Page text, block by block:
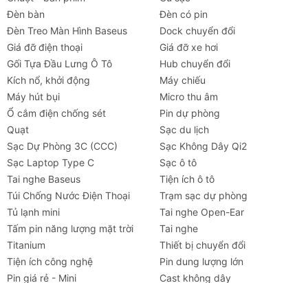
Tham khảo bảng thông số kỹ thuật để có cái nhìn
chính xác nhất về
giá đỡ Baseus Portable Series
Folding Phone Stand
Thông số Chi tiết
Thương
hiệu
Tên sản
phẩm
(Name)
Baseus Portable Series Folding
Phone Stand
Mã sản
phẩm
(Model)
BS-HP013
Màu sắc
Đèn bàn
Đèn có pin
Đèn Treo Màn Hình Baseus
Dock chuyển đổi
Giá đỡ điện thoại
Giá đỡ xe hơi
Gối Tựa Đầu Lưng Ô Tô
Hub chuyển đổi
Kích nổ, khởi động
Máy chiếu
Máy hút bụi
Micro thu âm
Ổ cắm điện chống sét
Pin dự phòng
Quạt
Sạc du lịch
Sạc Dự Phòng 3C (CCC)
Sạc Không Dây Qi2
Sạc Laptop Type C
Sạc ô tô
Tai nghe Baseus
Tiện ích ô tô
Túi Chống Nước Điện Thoại
Trạm sạc dự phòng
Tủ lạnh mini
Tai nghe Open-Ear
Tấm pin năng lượng mặt trời
Tai nghe
Titanium
Thiết bị chuyển đổi
Tiện ích công nghệ
Pin dung lượng lớn
Pin giá rẻ - Mini
Cast không dây